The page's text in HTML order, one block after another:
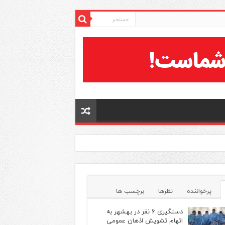
پرخواننده نظرها
برچسب ها
دستگیری ۶ نفر در بهشهر به
اتهام تشویش اذهان عمومی